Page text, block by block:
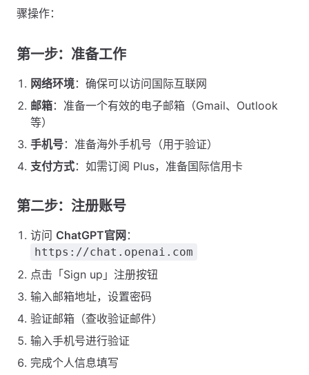
骤操作：
第一步：准备工作
网络环境：确保可以访问国际互联网
邮箱：准备一个有效的电子邮箱（Gmail、Outlook
等）
手机号：准备海外手机号（用于验证）
支付方式：如需订阅 Plus，准备国际信用卡
第二步：注册账号
访问 ChatGPT官网 ：
https://chat.openai.com
点击「Sign up」注册按钮
输入邮箱地址，设置密码
验证邮箱（查收验证邮件）
输入手机号进行验证
完成个人信息填写